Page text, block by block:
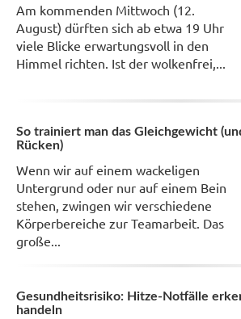
Am kommenden Mittwoch (12.
August) dürften sich ab etwa 19 Uhr
viele Blicke erwartungsvoll in den
Himmel richten. Ist der wolkenfrei,...
So trainiert man das Gleichgewicht
Rücken)
Wenn wir auf einem wackeligen
Untergrund oder nur auf einem Bein
stehen, zwingen wir verschiedene
Körperbereiche zur Teamarbeit. Das
große...
Gesundheitsrisiko: Hitze-Notfälle
handeln